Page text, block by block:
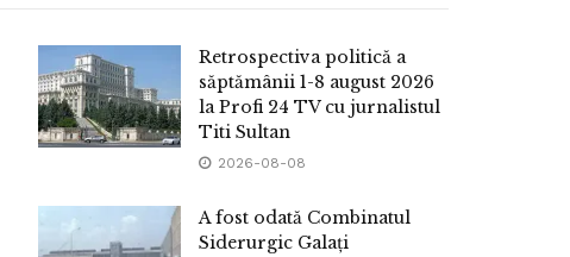
Retrospectiva politică a
săptămânii 1-8 august 2026
la Profi 24 TV cu jurnalistul
Titi Sultan
2026-08-08
A fost odată Combinatul
Siderurgic Galați